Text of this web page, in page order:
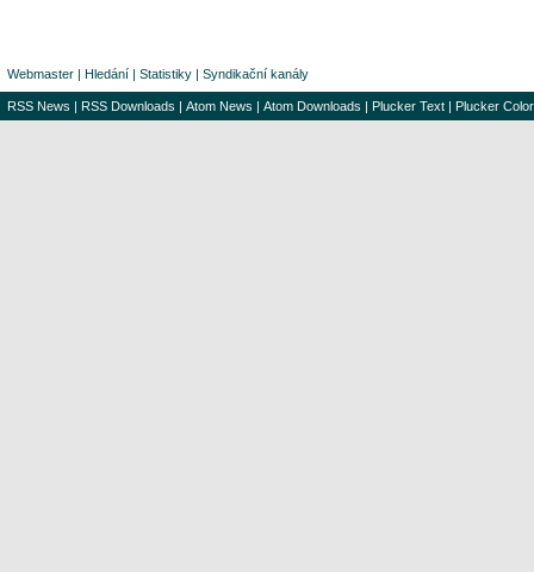
Webmaster | Hledání | Statistiky | Syndikační kanály
RSS News | RSS Downloads | Atom News | Atom Downloads | Plucker Text | Plucker Color